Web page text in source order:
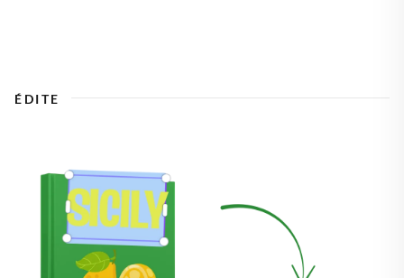
ÉDITE